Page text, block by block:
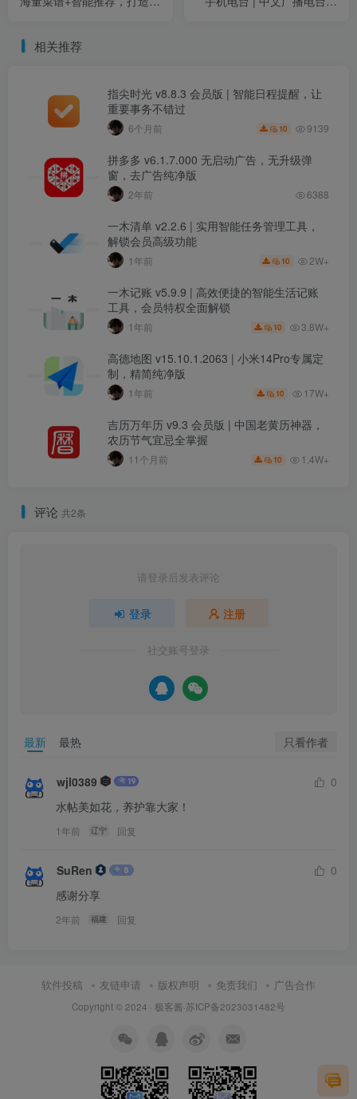
相关推荐
指尖时光 v8.8.3 会员版 | 智能日程提醒，让
重要事务不错过
6个月前 10 9139
拼多多 v6.1.7.000 无启动广告，无升级弹
窗，去广告纯净版
2年前 6388
一木清单 v2.2.6 | 实用智能任务管理工具，
解锁会员高级功能
1年前 10 2W+
一木记账 v5.9.9 | 高效便捷的智能生活记账
工具，会员特权全面解锁
1年前 10 3.8W+
高德地图 v15.10.1.2063 | 小米14Pro专属定
制，精简纯净版
1年前 10 17W+
吉历万年历 v9.3 会员版 | 中国老黄历神器，
农历节气宜忌全掌握
11个月前 10 1.4W+
评论 共2条
请登录后发表评论
登录 注册
社交账号登录
最新 最热 只看作者
wjl0389
0
水帖美如花，养护靠大家！
1年前 辽宁 回复
SuRen
0
感谢分享
2年前 福建 回复
软件投稿 友链申请 版权声明 免责我们 广告合作
Copyright © 2024 · 极客酱·苏ICP备2023031482号